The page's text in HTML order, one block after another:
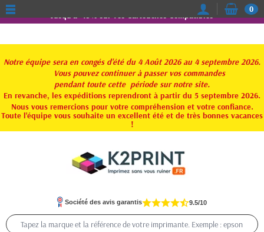
Jusqu'à -15% sur vos Cartouches Compatibles
Notre équipe sera en congés d'été du 4 Août 2026 au 4 septembre 2026.
Vous pouvez continuer à passer vos commandes
pendant toute cette période sur notre site.
En revanche, les expéditions reprendront à partir du 5 septembre 2026.
Nous vous remercions pour votre compréhension et votre confiance.
Toute l'équipe vous souhaite un excellent été et de très bonnes vacances
!
0
Société des avis garantis 9.5/10